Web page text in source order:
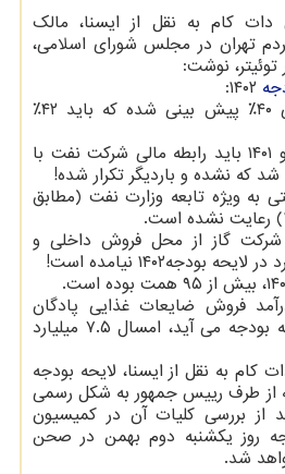
دات کام به نقل از ایسنا، مالک
تهران در مجلس شورای اسلامی،
نوشت:
سهم صندوق توسعه ملی ۴۰٪ پیش بینی شده که باید ۴۲٪
به ویژه تابعه وزارت نفت (مطابق
شرکت گاز از محل فروش داخلی و
فروش ضایعات غذایی پادگان
هاست و هرسال در لایحه بودجه می آید، امسال ۷.۵ میلیارد
کام به نقل از ایسنا، لایحه بودجه
از طرف رییس جمهور به شکل رسمی
بررسی کلیات آن در کمیسیون
روز یکشنبه دوم بهمن در صحن
شد.